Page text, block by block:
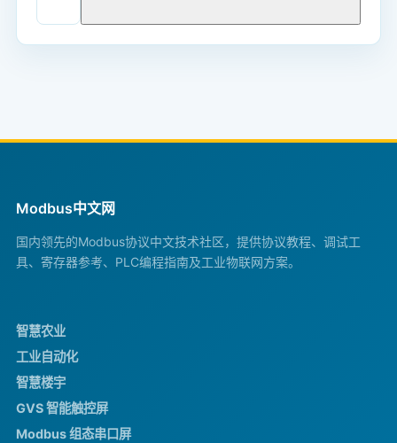
Modbus中文网
国内领先的Modbus协议中文技术社区，提供协议教程、调试工
具、寄存器参考、PLC编程指南及工业物联网方案。
智慧农业
工业自动化
智慧楼宇
GVS 智能触控屏
Modbus 组态串口屏